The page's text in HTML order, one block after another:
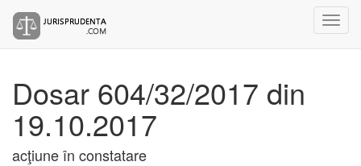
Dosar 604/32/2017 din
19.10.2017
acţiune în constatare